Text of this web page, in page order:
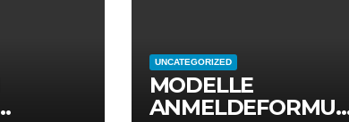
UNCATEGORIZED
MODELLE
ANMELDEFORMUL